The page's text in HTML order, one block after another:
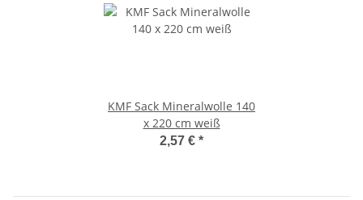
KMF Sack Mineralwolle 140
x 220 cm weiß
2,57 € *